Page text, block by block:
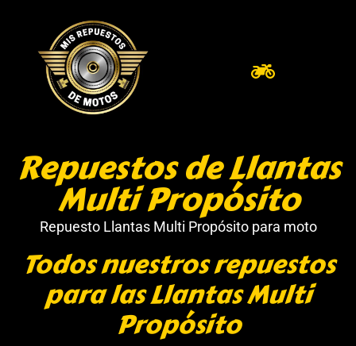
Repuestos de Llantas
Multi Propósito
Repuesto Llantas Multi Propósito para moto
Todos nuestros repuestos
para las Llantas Multi
Propósito